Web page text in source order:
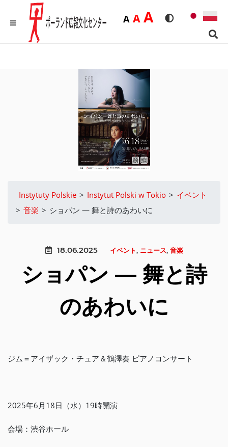
Rozmiar
ADomyślna
AŚrednia
ADużaWersja
Instytuty Polskie > Instytut Polski w Tokio > イベント
> 音楽 > ショパン ― 舞と詩のあわいに
18.06.2025 イベント, ニュース, 音楽
ショパン ― 舞と詩
のあわいに
ジム＝アイザック・チュア＆鶴澤奏 ピアノコンサート
2025年6月18日（水）19時開演
会場：渋谷ホール